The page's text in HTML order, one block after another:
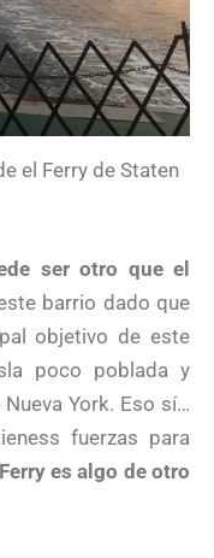
el Ferry de Staten
ser otro que el
barrio dado que
objetivo de este
poco poblada y
York. Eso sí…
fuerzas para
es algo de otro